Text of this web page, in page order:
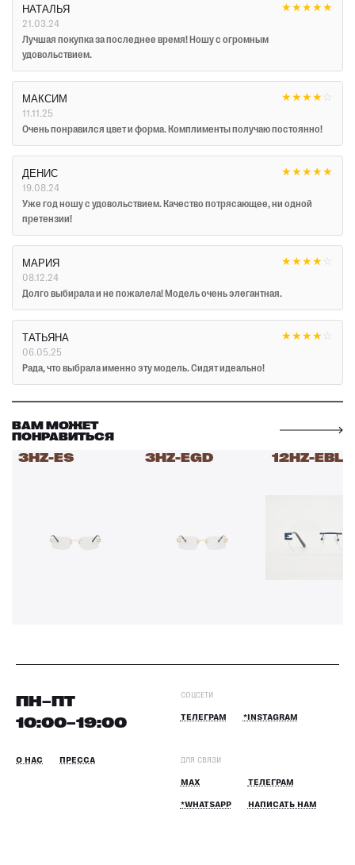
НАТАЛЬЯ
21.03.24
★★★★★
Лучшая покупка за последнее время! Ношу с огромным
удовольствием.
МАКСИМ
11.11.25
★★★★
Очень понравился цвет и форма. Комплименты получаю постоянно!
ДЕНИС
19.08.24
★★★★★
Уже год ношу с удовольствием. Качество потрясающее, ни одной
претензии!
МАРИЯ
08.12.24
★★★★
Долго выбирала и не пожалела! Модель очень элегантная.
ТАТЬЯНА
06.05.25
★★★★
Рада, что выбрала именно эту модель. Сидят идеально!
ВАМ МОЖЕТ
ПОНРАВИТЬСЯ
3HZ-ES 3HZ-EGD 12HZ-EBL
ПН–ПТ
10:00–19:00
О НАС ПРЕССА
СОЦСЕТИ
ТЕЛЕГРАМ *INSTAGRAM
ДЛЯ СВЯЗИ
MAX ТЕЛЕГРАМ
*WHATSAPP НАПИСАТЬ НАМ